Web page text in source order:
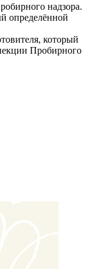
надзора.
определённой
который
Пробирного